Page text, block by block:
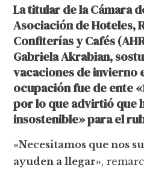
La titular de la Cámara
Asociación de Hoteles,
Confiterías y Cafés
Gabriela Akrabian,
vacaciones de invierno
ocupación fue de ente
por lo que advirtió que
insostenible» para el
«Necesitamos que nos
ayuden a llegar»,